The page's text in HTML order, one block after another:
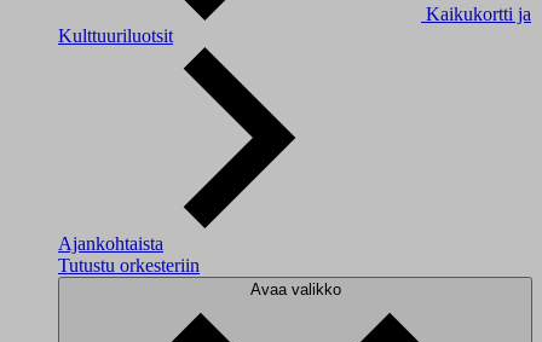
Kaikukortti ja
Kulttuuriluotsit
Ajankohtaista
Tutustu orkesteriin
Avaa valikko